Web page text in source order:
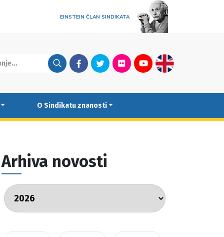
EINSTEIN ČLAN SINDIKATA
FacebookTwitterFlickrYoutubeEnglish
O Sindikatu znanosti
Arhiva novosti